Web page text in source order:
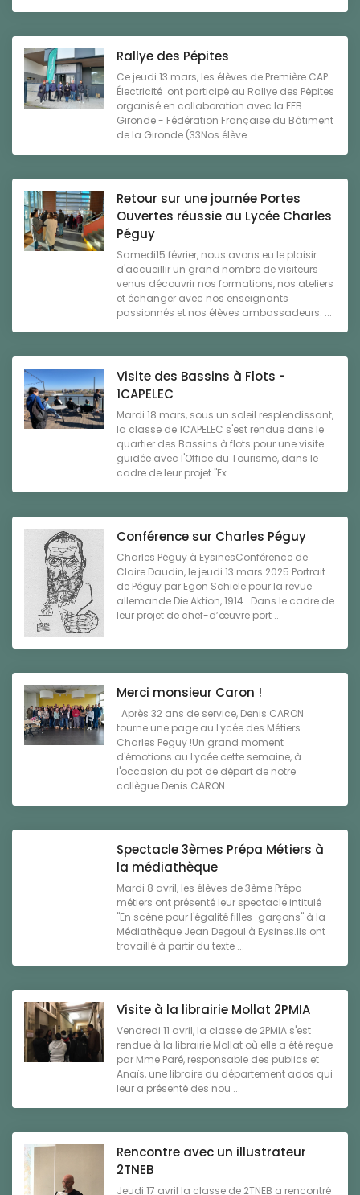
Rallye des Pépites
Ce jeudi 13 mars, les élèves de Première CAP
Électricité ont participé au Rallye des Pépites
organisé en collaboration avec la FFB
Gironde - Fédération Française du Bâtiment
de la Gironde (33Nos élève ...
Retour sur une journée Portes
Ouvertes réussie au Lycée Charles
Péguy
Samedi15 février, nous avons eu le plaisir
d'accueillir un grand nombre de visiteurs
venus découvrir nos formations, nos ateliers
et échanger avec nos enseignants
passionnés et nos élèves ambassadeurs. ...
Visite des Bassins à Flots -
1CAPELEC
Mardi 18 mars, sous un soleil resplendissant,
la classe de 1CAPELEC s'est rendue dans le
quartier des Bassins à flots pour une visite
guidée avec l'Office du Tourisme, dans le
cadre de leur projet "Ex ...
Conférence sur Charles Péguy
Charles Péguy à EysinesConférence de
Claire Daudin, le jeudi 13 mars 2025.Portrait
de Péguy par Egon Schiele pour la revue
allemande Die Aktion, 1914. Dans le cadre de
leur projet de chef-d’œuvre port ...
Merci monsieur Caron !
Après 32 ans de service, Denis CARON
tourne une page au Lycée des Métiers
Charles Peguy !Un grand moment
d'émotions au Lycée cette semaine, à
l'occasion du pot de départ de notre
collègue Denis CARON ...
Spectacle 3èmes Prépa Métiers à
la médiathèque
Mardi 8 avril, les élèves de 3ème Prépa
métiers ont présenté leur spectacle intitulé
"En scène pour l'égalité filles-garçons" à la
Médiathèque Jean Degoul à Eysines.Ils ont
travaillé à partir du texte ...
Visite à la librairie Mollat 2PMIA
Vendredi 11 avril, la classe de 2PMIA s'est
rendue à la librairie Mollat où elle a été reçue
par Mme Paré, responsable des publics et
Anaïs, une libraire du département ados qui
leur a présenté des nou ...
Rencontre avec un illustrateur
2TNEB
Jeudi 17 avril la classe de 2TNEB a rencontré